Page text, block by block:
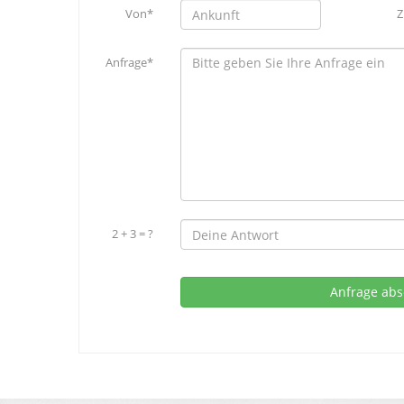
Von*
Anfrage*
2 + 3 = ?